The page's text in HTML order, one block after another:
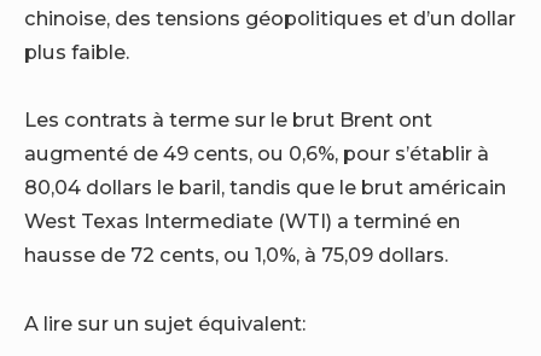
chinoise, des tensions géopolitiques et d’un dollar
plus faible.
Les contrats à terme sur le brut Brent ont
augmenté de 49 cents, ou 0,6%, pour s’établir à
80,04 dollars le baril, tandis que le brut américain
West Texas Intermediate (WTI) a terminé en
hausse de 72 cents, ou 1,0%, à 75,09 dollars.
A lire sur un sujet équivalent: